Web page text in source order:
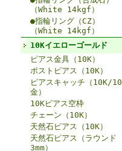
（White 14kgf）
●指輪リング（CZ）
（White 14kgf）
10Kイエローゴールド
ピアス金具（10K）
ポストピアス（10K）
ピアスキャッチ（10K/10
金）
10Kピアス空枠
チェーン（10K）
天然石ピアス（10K）
天然石ピアス（ラウンド
3mm）